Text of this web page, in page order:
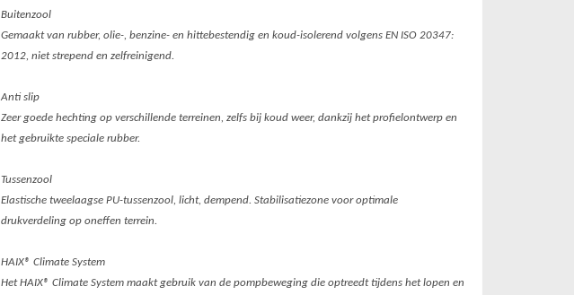
Buitenzool
Gemaakt van rubber, olie-, benzine- en hittebestendig en koud-isolerend volgens EN ISO 20347:
2012, niet strepend en zelfreinigend.
Anti slip
Zeer goede hechting op verschillende terreinen, zelfs bij koud weer, dankzij het profielontwerp en
het gebruikte speciale rubber.
Tussenzool
Elastische tweelaagse PU-tussenzool, licht, dempend. Stabilisatiezone voor optimale
drukverdeling op oneffen terrein.
HAIX® Climate System
Het HAIX® Climate System maakt gebruik van de pompbeweging die optreedt tijdens het lopen en